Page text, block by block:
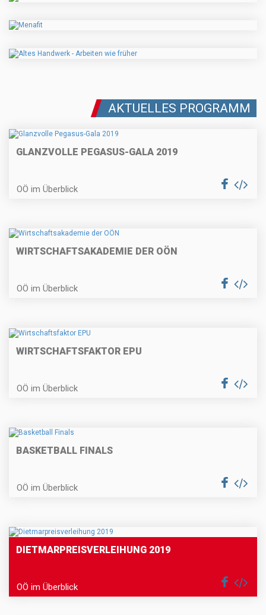
AKTUELLES PROGRAMM
GLANZVOLLE PEGASUS-GALA 2019
OÖ im Überblick
WIRTSCHAFTSAKADEMIE DER OÖN
OÖ im Überblick
WIRTSCHAFTSFAKTOR EPU
OÖ im Überblick
BASKETBALL FINALS
OÖ im Überblick
DIETMARPREISVERLEIHUNG 2019
OÖ im Überblick